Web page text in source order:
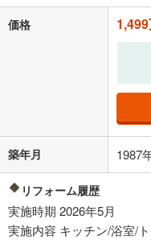
る値は、実際の金融機関等
の金融機関等における貸
済方法「元利均等返済」に
適用した場合の計算結果を
その他月額費用や、初期
借り入れの際は各金融機関
条件によってお借り入れが
不動産会社
価格
築年月 1987
リフォーム履歴
実施時期 2026年5月
実施内容 キッチン/浴室/